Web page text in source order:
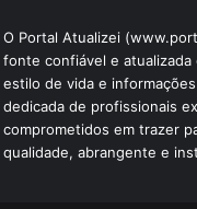
O Portal Atualizei
fonte confiável e
estilo de vida e
dedicada de profissionais
comprometidos em trazer
qualidade, abrangente e